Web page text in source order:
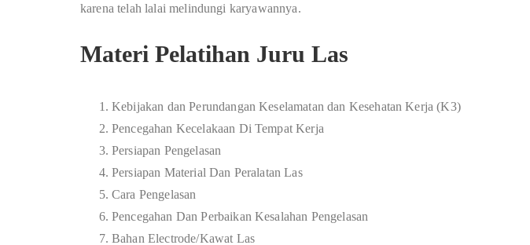
karena telah lalai melindungi karyawannya.
Materi Pelatihan Juru Las
Kebijakan dan Perundangan Keselamatan dan Kesehatan Kerja (K3)
Pencegahan Kecelakaan Di Tempat Kerja
Persiapan Pengelasan
Persiapan Material Dan Peralatan Las
Cara Pengelasan
Pencegahan Dan Perbaikan Kesalahan Pengelasan
Bahan Electrode/Kawat Las